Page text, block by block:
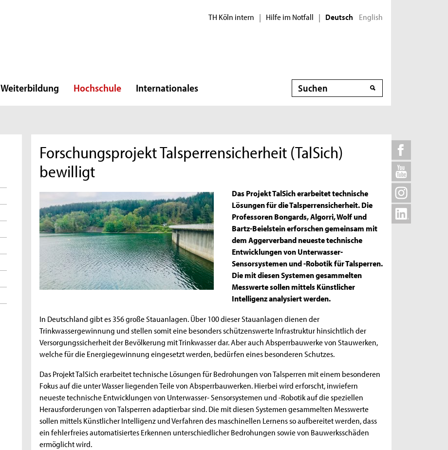
TH Köln intern | Hilfe im Notfall | Deutsch English
Weiterbildung Hochschule Internationales Suche
Forschungsprojekt Talsperrensicherheit (TalSich)
bewilligt
Das Projekt TalSich erarbeitet technische
Lösungen für die Talsperrensicherheit. Die
Professoren Bongards, Algorri, Wolf und
Bartz-Beielstein erforschen gemeinsam mit
dem Aggerverband neueste technische
Entwicklungen von Unterwasser-
Sensorsystemen und -Robotik für Talsperren.
Die mit diesen Systemen gesammelten
Messwerte sollen mittels Künstlicher
Intelligenz analysiert werden.
In Deutschland gibt es 356 große Stauanlagen. Über 100 dieser Stauanlagen dienen der
Trinkwassergewinnung und stellen somit eine besonders schützenswerte Infrastruktur hinsichtlich der
Versorgungssicherheit der Bevölkerung mit Trinkwasser dar. Aber auch Absperrbauwerke von Stauwerken,
welche für die Energiegewinnung eingesetzt werden, bedürfen eines besonderen Schutzes.
Das Projekt TalSich erarbeitet technische Lösungen für Bedrohungen von Talsperren mit einem besonderen
Fokus auf die unter Wasser liegenden Teile von Absperrbauwerken. Hierbei wird erforscht, inwiefern
neueste technische Entwicklungen von Unterwasser- Sensorsystemen und -Robotik auf die speziellen
Herausforderungen von Talsperren adaptierbar sind. Die mit diesen Systemen gesammelten Messwerte
sollen mittels Künstlicher Intelligenz und Verfahren des maschinellen Lernens so aufbereitet werden, dass
ein fehlerfreies automatisiertes Erkennen unterschiedlicher Bedrohungen sowie von Bauwerksschäden
ermöglicht wird.